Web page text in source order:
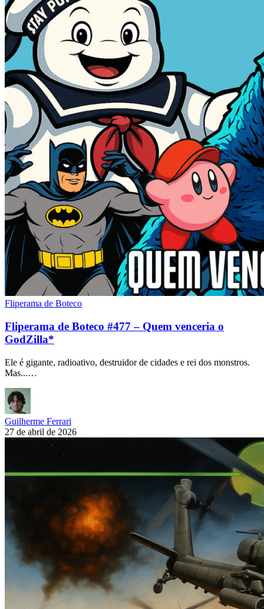
Fliperama de Boteco
Fliperama de Boteco #477 – Quem venceria o
GodZilla*
Ele é gigante, radioativo, destruidor de cidades e rei dos monstros.
Mas...…
Guilherme Ferrari
27 de abril de 2026